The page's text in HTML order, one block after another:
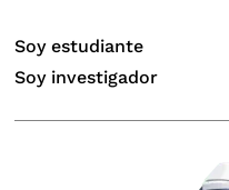
Soy estudiante
Soy investigador